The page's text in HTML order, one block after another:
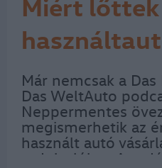
Das
Már nemcsak a
Das WeltAuto
Neppermentes
megismerhetik az
használt autó
tudnivalókat. Az